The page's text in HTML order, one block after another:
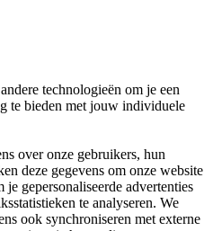
technologieën om je een
te bieden met jouw individuele
over onze gebruikers, hun
deze gegevens om onze website
gepersonaliseerde advertenties
te analyseren. We
ook synchroniseren met externe